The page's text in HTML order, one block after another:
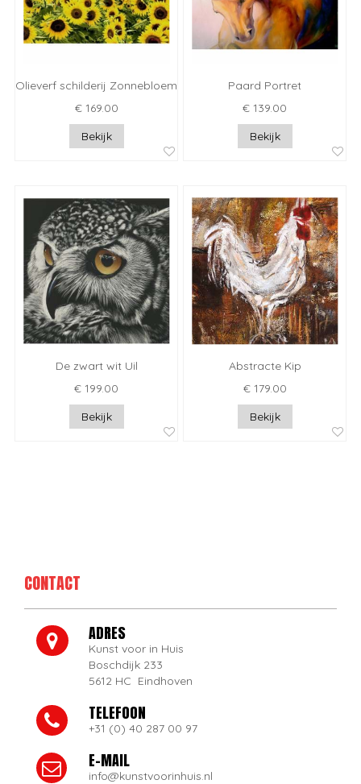
Olieverf schilderij Zonnebloemen veld
€ 169.00
Bekijk
Paard Portret
€ 139.00
Bekijk
De zwart wit Uil
€ 199.00
Bekijk
Abstracte Kip
€ 179.00
Bekijk
CONTACT
ADRES
Kunst voor in Huis
Boschdijk 233
5612 HC Eindhoven
TELEFOON
+31 (0) 40 287 00 97
E-MAIL
info@kunstvoorinhuis.nl